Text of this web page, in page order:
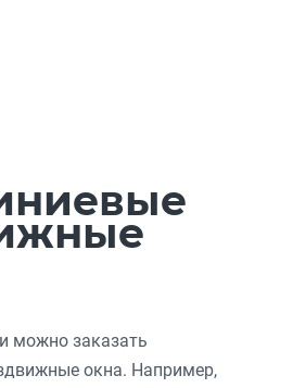
можно заказать
окна. Например,